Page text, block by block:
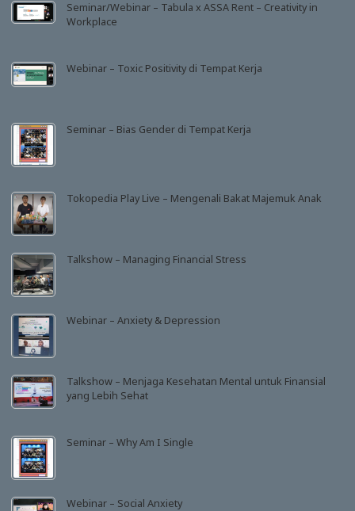
Seminar/Webinar – Tabula x ASSA Rent – Creativity in
Workplace
Webinar – Toxic Positivity di Tempat Kerja
Seminar – Bias Gender di Tempat Kerja
Tokopedia Play Live – Mengenali Bakat Majemuk Anak
Talkshow – Managing Financial Stress
Webinar – Anxiety & Depression
Talkshow – Menjaga Kesehatan Mental untuk Finansial
yang Lebih Sehat
Seminar – Why Am I Single
Webinar – Social Anxiety